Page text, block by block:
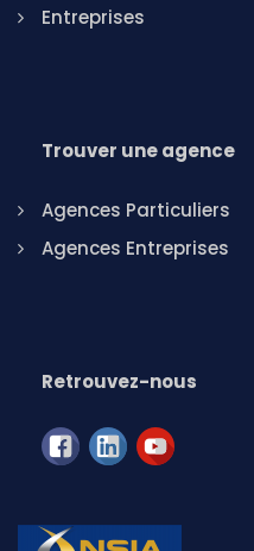
Entreprises
Trouver une agence
Agences Particuliers
Agences Entreprises
Retrouvez-nous